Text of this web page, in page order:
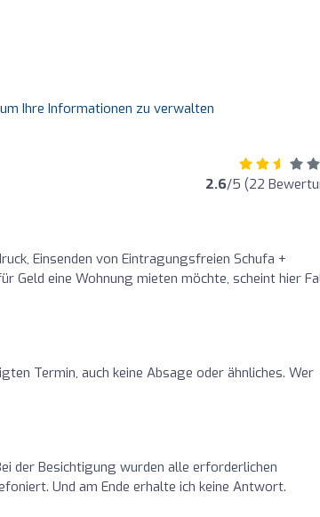
Ihre Informationen zu verwalten
2.6/5 (22
Einsenden von Eintragungsfreien Schufa +
Geld eine Wohnung mieten möchte, scheint hier
Termin, auch keine Absage oder ähnliches. Wer
der Besichtigung wurden alle erforderlichen
Und am Ende erhalte ich keine Antwort.